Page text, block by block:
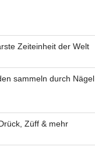
Zeiteinheit der Welt
sammeln durch Nägel
Züff & mehr